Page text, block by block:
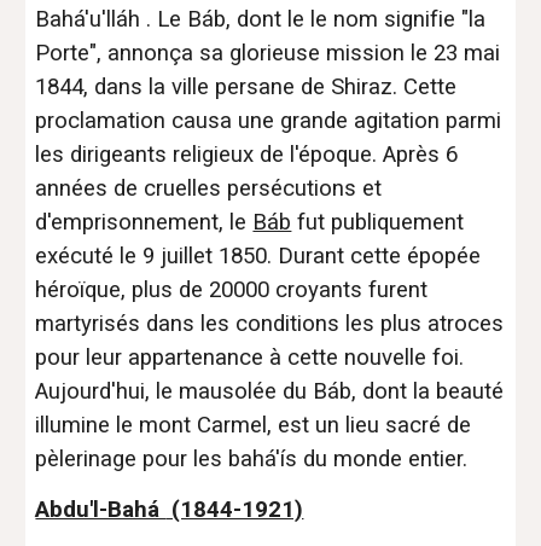
Bahá'u'lláh . Le Báb, dont le le nom signifie "la
Porte", annonça sa glorieuse mission le 23 mai
1844, dans la ville persane de Shiraz. Cette
proclamation causa une grande agitation parmi
les dirigeants religieux de l'époque. Après 6
années de cruelles persécutions et
d'emprisonnement, le Báb fut publiquement
exécuté le 9 juillet 1850. Durant cette épopée
héroïque, plus de 20000 croyants furent
martyrisés dans les conditions les plus atroces
pour leur appartenance à cette nouvelle foi.
Aujourd'hui, le mausolée du Báb, dont la beauté
illumine le mont Carmel, est un lieu sacré de
pèlerinage pour les bahá'ís du monde entier.
Abdu'l-Bahá (1844-1921)